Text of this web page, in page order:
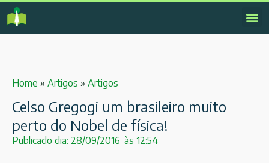
Home » Artigos » Artigos
Celso Gregogi um brasileiro muito
perto do Nobel de física!
Publicado dia: 28/09/2016 às 12:54